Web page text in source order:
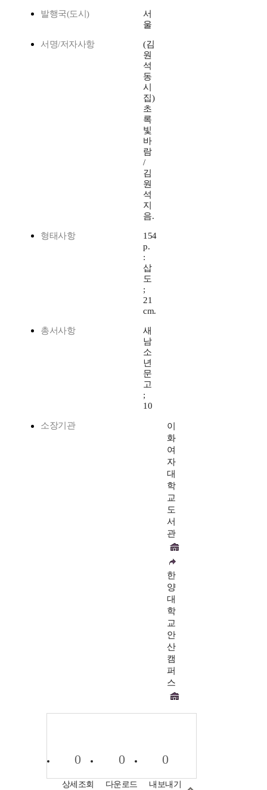
발행국(도시)
서
울
서명/저자사항
(김
원
석
동
시
집)
초
록
빛
바
람
/
김
원
석
지
음.
형태사항
154
p.
:
삽
도
;
21
cm.
총서사항
새
남
소
년
문
고
;
10
소장기관
이
화
여
자
대
학
교
도
서
관
한
양
대
학
교
안
산
캠
퍼
스
0
상세조회
0
다운로드
0
내보내기